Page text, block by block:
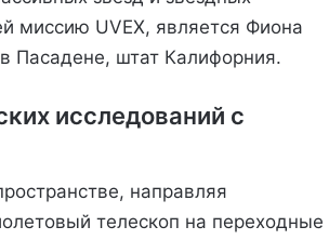
миссию UVEX, является Фиона
Пасадене, штат Калифорния.
исследований с
направляя
телескоп на переходные